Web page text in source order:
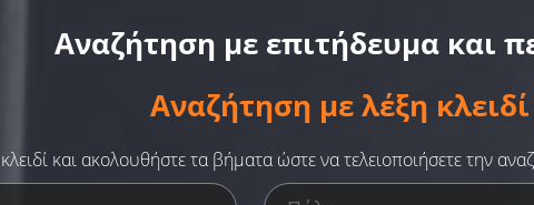
Αναζήτηση με επιτήδευμα και
Αναζήτηση με λέξη κλειδί
και ακολουθήστε τα βήματα ώστε να τελειοποιήσετε την